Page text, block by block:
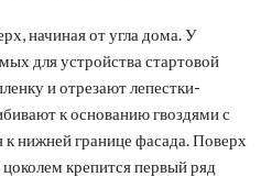
начиная от угла дома. У
для устройства стартовой
и отрезают лепестки-
к основанию гвоздями с
нижней границе фасада. Поверх
крепится первый ряд